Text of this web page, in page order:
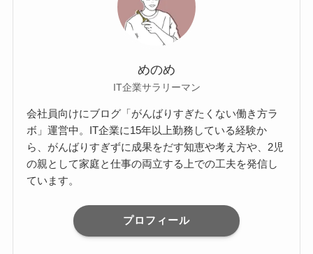
めのめ
IT企業サラリーマン
会社員向けにブログ「がんばりすぎたくない働き方ラ
ボ」運営中。IT企業に15年以上勤務している経験か
ら、がんばりすぎずに成果をだす知恵や考え方や、2児
の親として家庭と仕事の両立する上での工夫を発信し
ています。
プロフィール